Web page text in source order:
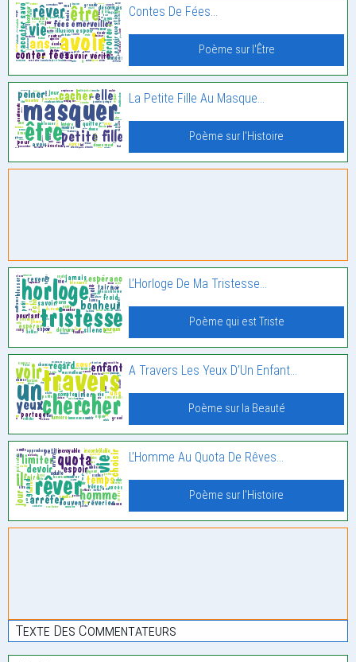
Contes De Fées…
Poème sur l'Être
La Petite Fille Au Masque…
Poème sur l'Histoire
L’Horloge De Ma Tristesse…
Poème qui est Triste
A Travers Les Yeux D’Un Enfant…
Poème sur la Beauté
L’Homme Au Quota De Rêves…
Poème sur l'Histoire
Texte Des Commentateurs